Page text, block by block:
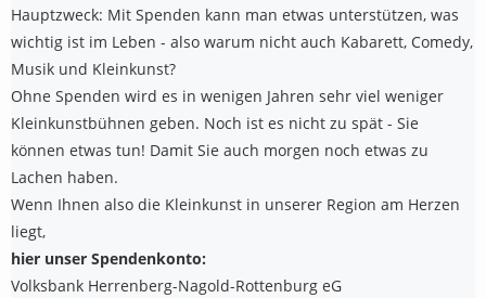
Hauptzweck: Mit Spenden kann man etwas unterstützen, was
wichtig ist im Leben - also warum nicht auch Kabarett, Comedy,
Musik und Kleinkunst?
Ohne Spenden wird es in wenigen Jahren sehr viel weniger
Kleinkunstbühnen geben. Noch ist es nicht zu spät - Sie
können etwas tun! Damit Sie auch morgen noch etwas zu
Lachen haben.
Wenn Ihnen also die Kleinkunst in unserer Region am Herzen
liegt,
hier unser Spendenkonto:
Volksbank Herrenberg-Nagold-Rottenburg eG